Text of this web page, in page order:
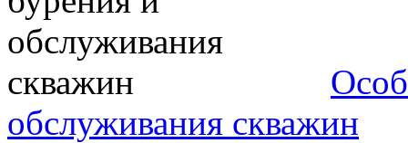
обслуживания скважин